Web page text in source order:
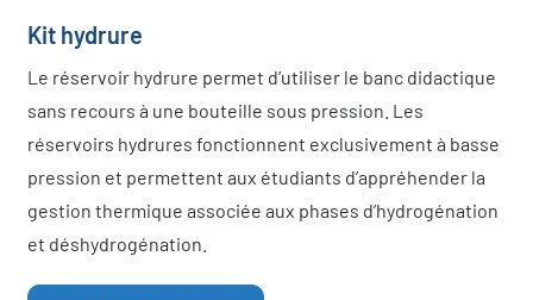
Kit hydrure
Le réservoir hydrure permet d’utiliser le banc didactique
sans recours à une bouteille sous pression. Les
réservoirs hydrures fonctionnent exclusivement à basse
pression et permettent aux étudiants d’appréhender la
gestion thermique associée aux phases d’hydrogénation
et déshydrogénation.